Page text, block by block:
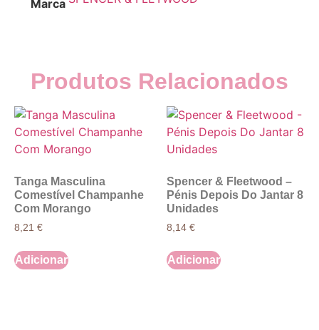
Marca
Produtos Relacionados
Tanga Masculina
Comestível Champanhe
Com Morango
8,21 €
Adicionar
Spencer & Fleetwood –
Pénis Depois Do Jantar 8
Unidades
8,14 €
Adicionar